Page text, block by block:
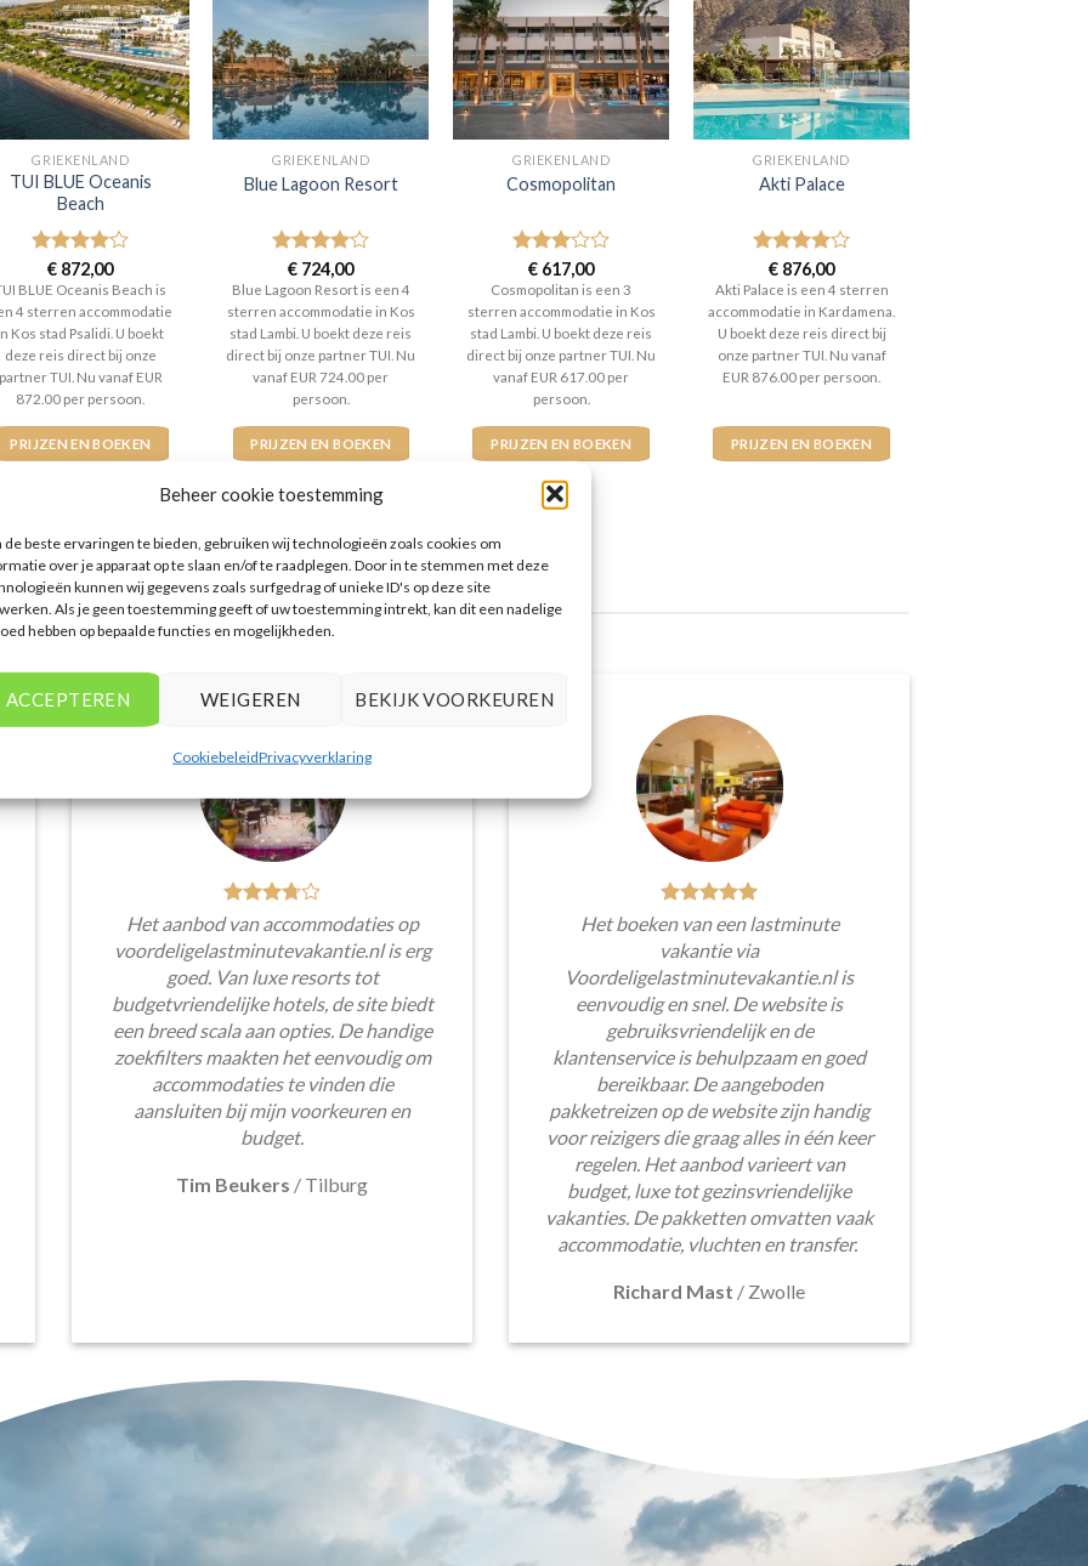
Beheer cookie toestemming
de beste ervaringen te bieden, gebruiken wij technologieën zoals cookies om
over je apparaat op te slaan en/of te raadplegen. Door in te stemmen met deze
kunnen wij gegevens zoals surfgedrag of unieke ID's op deze site
Als je geen toestemming geeft of uw toestemming intrekt, kan dit een nadelige
hebben op bepaalde functies en mogelijkheden.
ACCEPTEREN WEIGEREN BEKIJK VOORKEUREN
CookiebeleidPrivacyverklaring
GRIEKENLAND
TUI BLUE Oceanis
Beach
Gewaardeerd
4uit 5
€ 872,00
BLUE Oceanis Beach is
4 sterren accommodatie
Kos stad Psalidi. U boekt
deze reis direct bij onze
TUI. Nu vanaf EUR
872.00 per persoon.
PRIJZEN EN BOEKEN
GRIEKENLAND
Blue Lagoon Resort
Gewaardeerd
4uit 5
€ 724,00
Blue Lagoon Resort is een 4
sterren accommodatie in Kos
stad Lambi. U boekt deze reis
direct bij onze partner TUI. Nu
vanaf EUR 724.00 per
persoon.
PRIJZEN EN BOEKEN
GRIEKENLAND
Cosmopolitan
Gewaardeerd
3uit 5
€ 617,00
Cosmopolitan is een 3
sterren accommodatie in Kos
stad Lambi. U boekt deze reis
direct bij onze partner TUI. Nu
vanaf EUR 617.00 per
persoon.
PRIJZEN EN BOEKEN
GRIEKENLAND
Akti Palace
Gewaardeerd
4uit 5
€ 876,00
Akti Palace is een 4 sterren
accommodatie in Kardamena.
U boekt deze reis direct bij
onze partner TUI. Nu vanaf
EUR 876.00 per persoon.
PRIJZEN EN BOEKEN
WAT ZE OVER ONS ZEGGEN
Het aanbod van accommodaties op
voordeligelastminutevakantie.nl is erg
goed. Van luxe resorts tot
budgetvriendelijke hotels, de site biedt
een breed scala aan opties. De handige
zoekfilters maakten het eenvoudig om
accommodaties te vinden die
aansluiten bij mijn voorkeuren en
budget.
Tim Beukers / Tilburg
Het boeken van een lastminute
vakantie via
Voordeligelastminutevakantie.nl is
eenvoudig en snel. De website is
gebruiksvriendelijk en de
klantenservice is behulpzaam en goed
bereikbaar. De aangeboden
pakketreizen op de website zijn handig
voor reizigers die graag alles in één keer
regelen. Het aanbod varieert van
budget, luxe tot gezinsvriendelijke
vakanties. De pakketten omvatten vaak
accommodatie, vluchten en transfer.
Richard Mast / Zwolle